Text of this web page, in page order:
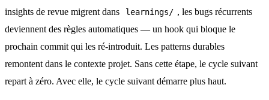
insights de revue migrent dans
learnings/ , les bugs récurrents
deviennent des règles automatiques — un hook qui bloque le
prochain commit qui les ré-introduit. Les patterns durables
remontent dans le contexte projet. Sans cette étape, le cycle suivant
repart à zéro. Avec elle, le cycle suivant démarre plus haut.